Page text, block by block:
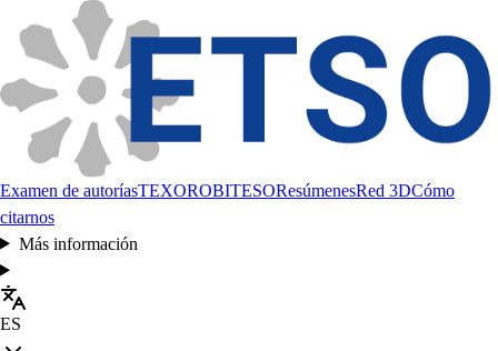
Examen de autoríasTEXOROBITESOResúmenesRed 3DCómo
citarnos
Más información
ES